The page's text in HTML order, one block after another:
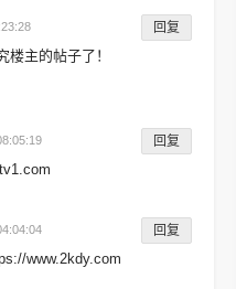
回复
楼主的帖子了！
回复
回复
www.2kdy.com